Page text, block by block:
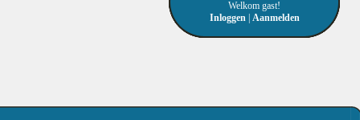
Welkom gast!
Inloggen| Aanmelden